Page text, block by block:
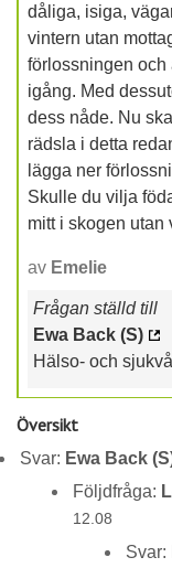
dåliga, isiga,
vintern utan
förlossningen och
igång. Med
dess nåde. Nu
rädsla i detta
lägga ner
Skulle du vilja
mitt i skogen utan
av Emelie
Frågan ställd till
Ewa Back (S)
Hälso- och
Översikt
Svar: Ewa Back
Följdfråga:
12.08
Svar: